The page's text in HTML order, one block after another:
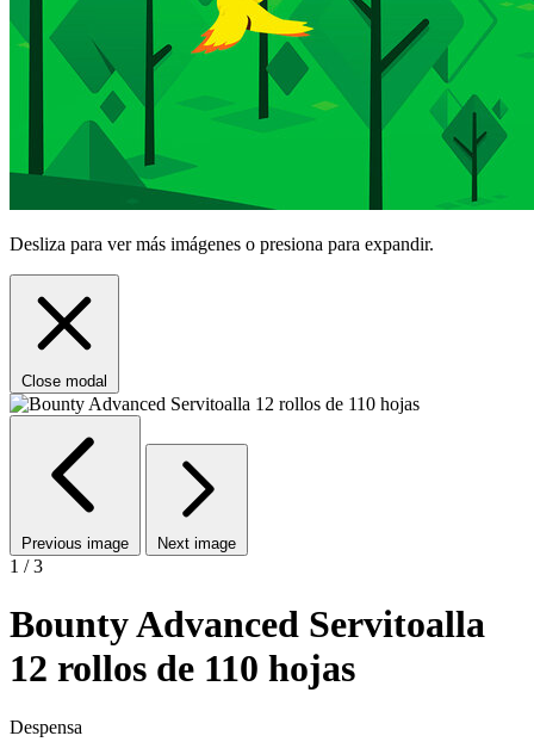
Desliza para ver más imágenes o presiona para expandir.
Close modal
Previous image Next image
1 / 3
Bounty Advanced Servitoalla
12 rollos de 110 hojas
Despensa